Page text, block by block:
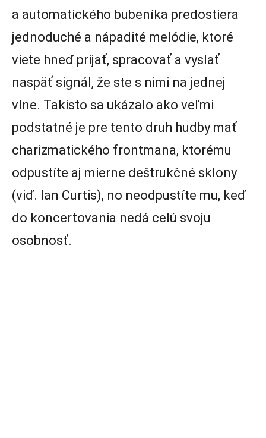
a automatického bubeníka predostiera
jednoduché a nápadité melódie, ktoré
viete hneď prijať, spracovať a vyslať
naspäť signál, že ste s nimi na jednej
vlne. Takisto sa ukázalo ako veľmi
podstatné je pre tento druh hudby mať
charizmatického frontmana, ktorému
odpustíte aj mierne deštrukčné sklony
(viď. Ian Curtis), no neodpustíte mu, keď
do koncertovania nedá celú svoju
osobnosť.